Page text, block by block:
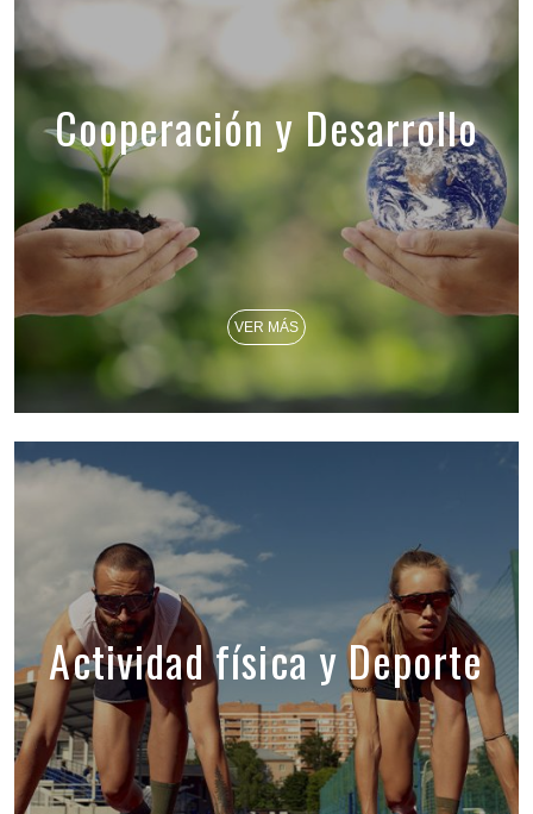
Cooperación y Desarrollo
VER MÁS
Actividad física y Deporte